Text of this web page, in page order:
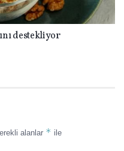
destekliyor
alanlar * ile